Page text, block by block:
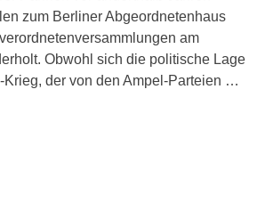
zum Berliner Abgeordnetenhaus
am
Obwohl sich die politische Lage
Krieg, der von den Ampel-Parteien …